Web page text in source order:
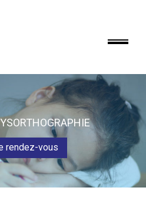
rendez-vous